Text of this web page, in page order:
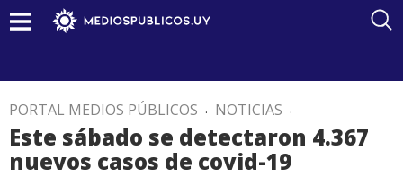
PORTAL MEDIOS PÚBLICOS . NOTICIAS .
Este sábado se detectaron 4.367
nuevos casos de covid-19